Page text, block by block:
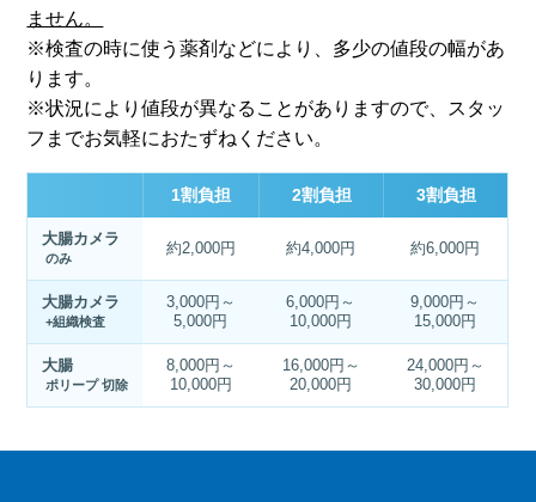
ません。
※検査の時に使う薬剤などにより、多少の値段の幅があ
ります。
※状況により値段が異なることがありますので、スタッ
フまでお気軽におたずねください。
1割負担 2割負担 3割負担
大腸カメラ
のみ
約2,000円 約4,000円 約6,000円
大腸カメラ
+組織検査
3,000円～
5,000円
6,000円～
10,000円
9,000円～
15,000円
大腸
ポリープ 切除
8,000円～
10,000円
16,000円～
20,000円
24,000円～
30,000円